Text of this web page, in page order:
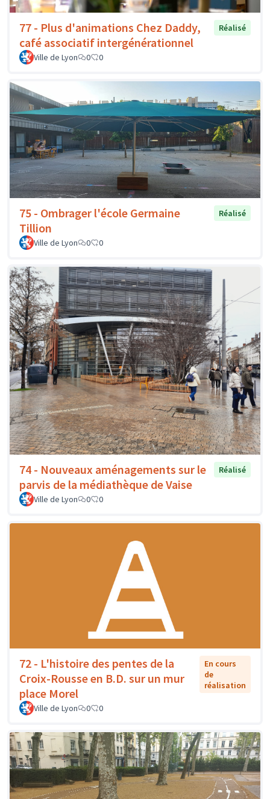
77 - Plus d'animations Chez Daddy,
café associatif intergénérationnel
Réalisé
Ville de Lyon 0 0
75 - Ombrager l'école Germaine
Tillion
Réalisé
Ville de Lyon 0 0
74 - Nouveaux aménagements sur le
parvis de la médiathèque de Vaise
Réalisé
Ville de Lyon 0 0
72 - L'histoire des pentes de la
Croix-Rousse en B.D. sur un mur
place Morel
En cours
de
réalisation
Ville de Lyon 0 0